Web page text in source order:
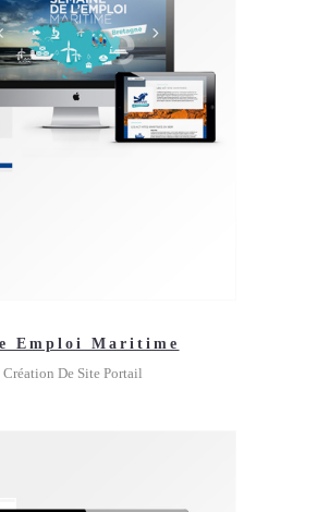
Emploi Maritime
Création De Site Portail